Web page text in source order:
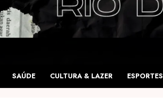
SAÚDE CULTURA & LAZER ESPORTES